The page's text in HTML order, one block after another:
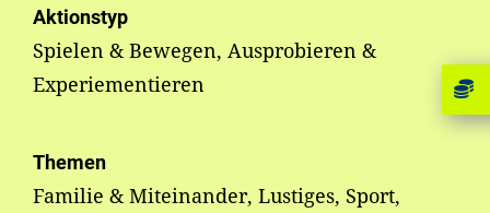
Aktionstyp
Spielen & Bewegen, Ausprobieren &
Experiementieren
Themen
Familie & Miteinander, Lustiges, Sport,